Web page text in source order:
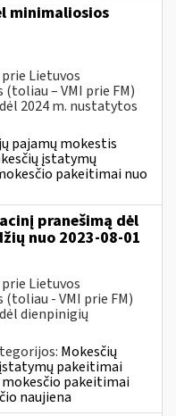
minimaliosios
Lietuvos
– VMI prie FM)
2024 m. nustatytos
pajamų mokestis
įstatymų
pakeitimai nuo
pranešimą dėl
nuo 2023-08-01
Lietuvos
- VMI prie FM)
dienpinigių
Mokesčių
pakeitimai
mokesčio pakeitimai
naujiena